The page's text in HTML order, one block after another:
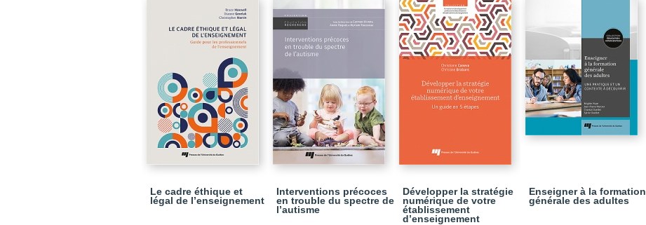
Le cadre éthique et
légal de l’enseignement
Interventions précoces
en trouble du spectre de
l’autisme
Développer la stratégie
numérique de votre
établissement
d’enseignement
Enseigner à la formation
générale des adultes